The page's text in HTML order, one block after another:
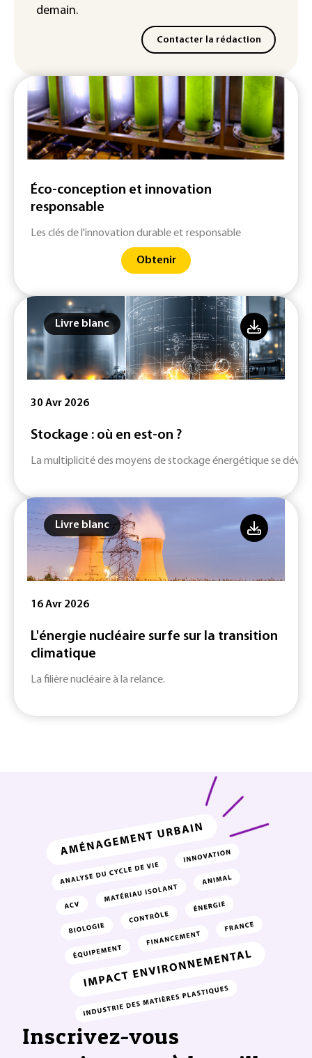
demain.
Contacter la rédaction
Éco-conception et innovation
responsable
Les clés de l'innovation durable et responsable
Obtenir
Livre blanc
30 Avr 2026
Stockage : où en est-on ?
La multiplicité des moyens de stockage énergétique se
Livre blanc
16 Avr 2026
L'énergie nucléaire surfe sur la transition
climatique
La filière nucléaire à la relance.
Inscrivez-vous